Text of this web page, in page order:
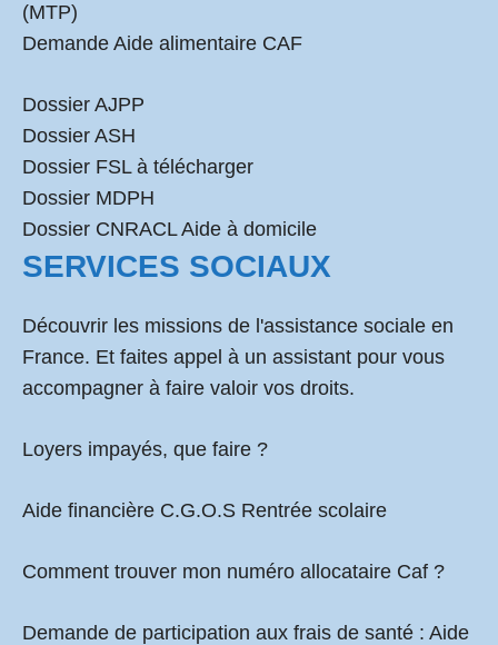
(MTP)
Demande Aide alimentaire CAF
Dossier AJPP
Dossier ASH
Dossier FSL à télécharger
Dossier MDPH
Dossier CNRACL Aide à domicile
SERVICES SOCIAUX
Découvrir les missions de l'assistance sociale en
France. Et faites appel à un assistant pour vous
accompagner à faire valoir vos droits.
Loyers impayés, que faire ?
Aide financière C.G.O.S Rentrée scolaire
Comment trouver mon numéro allocataire Caf ?
Demande de participation aux frais de santé : Aide